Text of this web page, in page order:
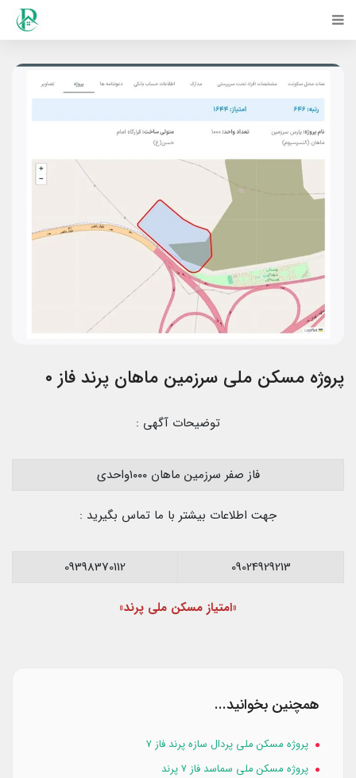
پروژه مسکن ملی سرزمین ماهان پرند فاز ۰
توضیحات آگهی :
فاز صفر سرزمین ماهان ۱۰۰۰واحدی
جهت اطلاعات بیشتر با ما تماس بگیرید :
09024929213
09398370112
«امتیاز مسکن ملی پرند»
همچنین بخوانید...
پروژه مسکن ملی پردال سازه پرند فاز ۷
پروژه مسکن ملی سماسد فاز ۷ پرند